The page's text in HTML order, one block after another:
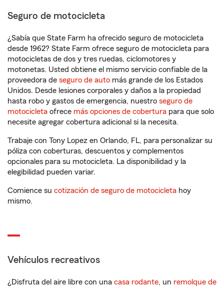
Seguro de motocicleta
¿Sabía que State Farm ha ofrecido seguro de motocicleta
desde 1962? State Farm ofrece seguro de motocicleta para
motocicletas de dos y tres ruedas, ciclomotores y
motonetas. Usted obtiene el mismo servicio confiable de la
proveedora de seguro de auto más grande de los Estados
Unidos. Desde lesiones corporales y daños a la propiedad
hasta robo y gastos de emergencia, nuestro seguro de
motocicleta ofrece más opciones de cobertura para que solo
necesite agregar cobertura adicional si la necesita.
Trabaje con Tony Lopez en Orlando, FL, para personalizar su
póliza con coberturas, descuentos y complementos
opcionales para su motocicleta. La disponibilidad y la
elegibilidad pueden variar.
Comience su cotización de seguro de motocicleta hoy
mismo.
Vehículos recreativos
¿Disfruta del aire libre con una casa rodante, un remolque de